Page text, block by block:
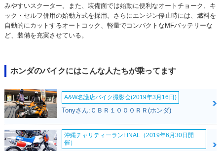
みやすいスクーター。また、装備面では始動に便利なオートチョーク、キ
ック・セルフ併用の始動方式を採用。さらにエンジン停止時には、燃料を
自動的にカットするオートコック、軽量でコンパクトなMFバッテリーな
ど、装備を充実させている。
ホンダのバイクにはこんな人たちが乗ってます
A&W名護店バイク撮影会(2019年3月16日)
Tonyさん:ＣＢＲ１０００ＲＲ(ホンダ)
沖縄チャリティーランFINAL（2019年6月30日開
催）